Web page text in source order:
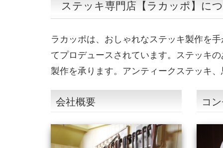
ステッキ専門店【ラカッポ】に
ラカッポは、おしゃれなステッキ製作を
てプロデュースされています。ステッキ
製作を承ります。アンティークステッキ
会社概要 コ